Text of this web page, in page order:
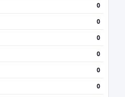
0
0
0
0
0
0